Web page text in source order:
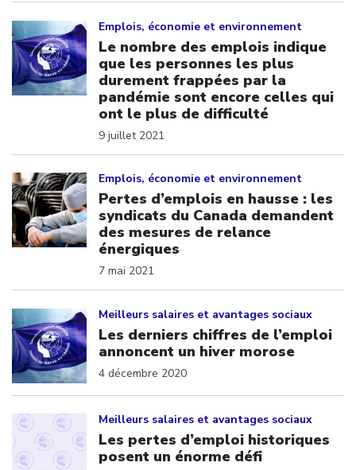
Emplois, économie et environnement
Le nombre des emplois indique
que les personnes les plus
durement frappées par la
pandémie sont encore celles qui
ont le plus de difficulté
9 juillet 2021
Emplois, économie et environnement
Pertes d’emplois en hausse : les
syndicats du Canada demandent
des mesures de relance
énergiques
7 mai 2021
Meilleurs salaires et avantages sociaux
Les derniers chiffres de l’emploi
annoncent un hiver morose
4 décembre 2020
Meilleurs salaires et avantages sociaux
Les pertes d’emploi historiques
posent un énorme défi